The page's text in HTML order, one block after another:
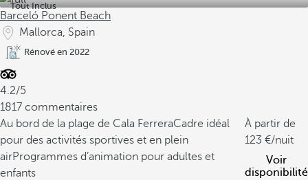
Tout Inclus
Barceló Ponent Beach
Mallorca, Spain
Rénové en 2022
4.2/5
1817 commentaires
Au bord de la plage de Cala FerreraCadre idéal
pour des activités sportives et en plein
airProgrammes d’animation pour adultes et
enfants
À partir de
123
/nuit
Voir
disponibilité